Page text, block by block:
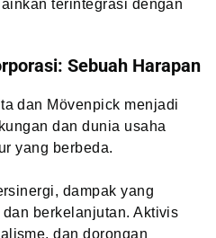
terintegrasi dengan
Sebuah Harapan
dan Mövenpick menjadi
dan dunia usaha
yang berbeda.
dampak yang
berkelanjutan. Aktivis
dan dorongan